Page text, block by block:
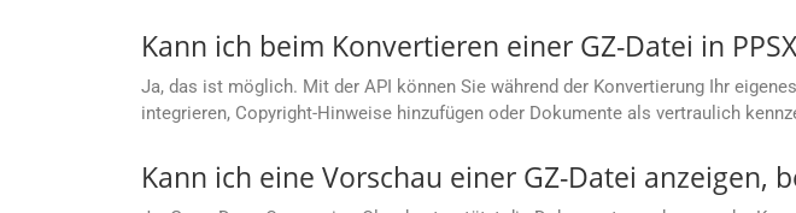
Kann ich beim Konvertieren einer GZ-Datei in
Ja, das ist möglich. Mit der API können Sie während der Konvertierung Ihr
integrieren, Copyright-Hinweise hinzufügen oder Dokumente als vertraulich
Kann ich eine Vorschau einer GZ-Datei anzeigen,